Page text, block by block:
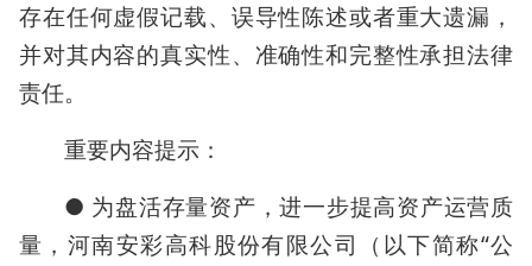
存在任何虚假记载、误导性陈述或者重大遗漏，
并对其内容的真实性、准确性和完整性承担法律
责任。
重要内容提示：
● 为盘活存量资产，进一步提高资产运营质
量，河南安彩高科股份有限公司（以下简称“公